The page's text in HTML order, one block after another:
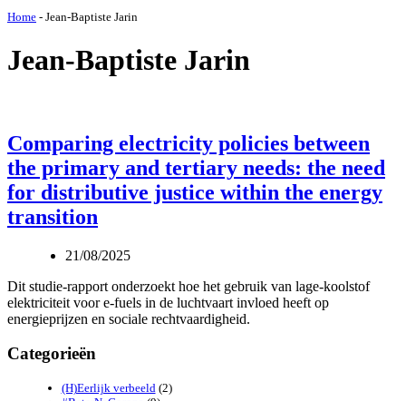
Home - Jean-Baptiste Jarin
Jean-Baptiste Jarin
Comparing electricity policies between
the primary and tertiary needs: the need
for distributive justice within the energy
transition
21/08/2025
Dit studie-rapport onderzoekt hoe het gebruik van lage-koolstof
elektriciteit voor e-fuels in de luchtvaart invloed heeft op
energieprijzen en sociale rechtvaardigheid.
Categorieën
(H)Eerlijk verbeeld(2)